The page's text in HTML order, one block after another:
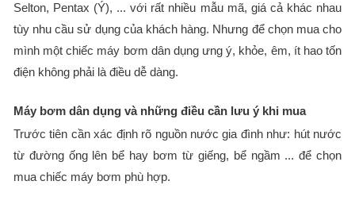
Selton, Pentax (Ý), ... với rất nhiều mẫu mã, giá cả khác nhau
tùy nhu cầu sử dụng của khách hàng. Nhưng để chọn mua cho
mình một chiếc máy bơm dân dụng ưng ý, khỏe, êm, ít hao tốn
điện không phải là điều dễ dàng.
Máy bơm dân dụng và những điều cần lưu ý khi mua
Trước tiên cần xác định rõ nguồn nước gia đình như: hút nước
từ đường ống lên bể hay bơm từ giếng, bể ngầm ... để chọn
mua chiếc máy bơm phù hợp.